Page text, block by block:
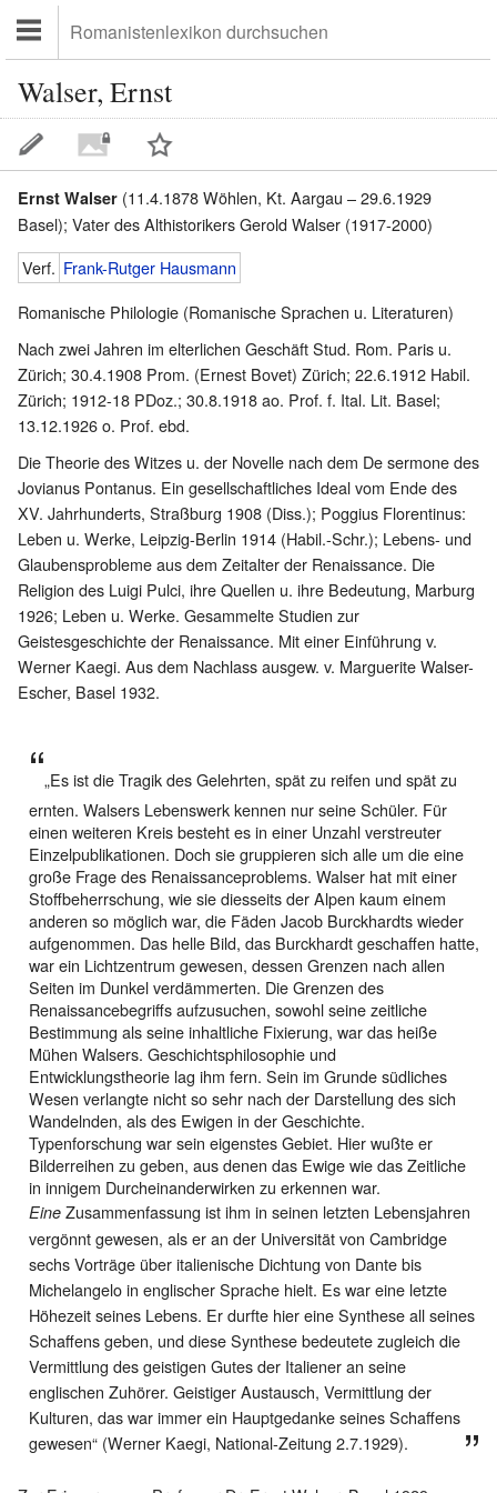
Walser, Ernst
Ernst Walser (11.4.1878 Wöhlen, Kt. Aargau – 29.6.1929
Basel); Vater des Althistorikers Gerold Walser (1917-2000)
Verf. Frank-Rutger Hausmann
Romanische Philologie (Romanische Sprachen u. Literaturen)
Nach zwei Jahren im elterlichen Geschäft Stud. Rom. Paris u.
Zürich; 30.4.1908 Prom. (Ernest Bovet) Zürich; 22.6.1912 Habil.
Zürich; 1912-18 PDoz.; 30.8.1918 ao. Prof. f. Ital. Lit. Basel;
13.12.1926 o. Prof. ebd.
Die Theorie des Witzes u. der Novelle nach dem De sermone des
Jovianus Pontanus. Ein gesellschaftliches Ideal vom Ende des
XV. Jahrhunderts, Straßburg 1908 (Diss.); Poggius Florentinus:
Leben u. Werke, Leipzig-Berlin 1914 (Habil.-Schr.); Lebens- und
Glaubensprobleme aus dem Zeitalter der Renaissance. Die
Religion des Luigi Pulci, ihre Quellen u. ihre Bedeutung, Marburg
1926; Leben u. Werke. Gesammelte Studien zur
Geistesgeschichte der Renaissance. Mit einer Einführung v.
Werner Kaegi. Aus dem Nachlass ausgew. v. Marguerite Walser-
Escher, Basel 1932.
„Es ist die Tragik des Gelehrten, spät zu reifen und spät zu
ernten. Walsers Lebenswerk kennen nur seine Schüler. Für
einen weiteren Kreis besteht es in einer Unzahl verstreuter
Einzelpublikationen. Doch sie gruppieren sich alle um die eine
große Frage des Renaissanceproblems. Walser hat mit einer
Stoffbeherrschung, wie sie diesseits der Alpen kaum einem
anderen so möglich war, die Fäden Jacob Burckhardts wieder
aufgenommen. Das helle Bild, das Burckhardt geschaffen hatte,
war ein Lichtzentrum gewesen, dessen Grenzen nach allen
Seiten im Dunkel verdämmerten. Die Grenzen des
Renaissancebegriffs aufzusuchen, sowohl seine zeitliche
Bestimmung als seine inhaltliche Fixierung, war das heiße
Mühen Walsers. Geschichtsphilosophie und
Entwicklungstheorie lag ihm fern. Sein im Grunde südliches
Wesen verlangte nicht so sehr nach der Darstellung des sich
Wandelnden, als des Ewigen in der Geschichte.
Typenforschung war sein eigenstes Gebiet. Hier wußte er
Bilderreihen zu geben, aus denen das Ewige wie das Zeitliche
in innigem Durcheinanderwirken zu erkennen war.
Eine Zusammenfassung ist ihm in seinen letzten Lebensjahren
vergönnt gewesen, als er an der Universität von Cambridge
sechs Vorträge über italienische Dichtung von Dante bis
Michelangelo in englischer Sprache hielt. Es war eine letzte
Höhezeit seines Lebens. Er durfte hier eine Synthese all seines
Schaffens geben, und diese Synthese bedeutete zugleich die
Vermittlung des geistigen Gutes der Italiener an seine
englischen Zuhörer. Geistiger Austausch, Vermittlung der
Kulturen, das war immer ein Hauptgedanke seines Schaffens
gewesen“ (Werner Kaegi, National-Zeitung 2.7.1929).